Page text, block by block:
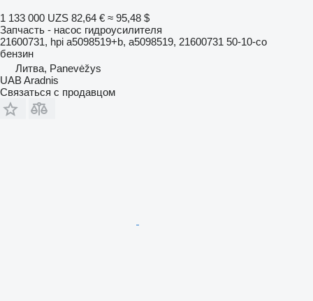
1 133 000 UZS 82,64 € ≈ 95,48 $
Запчасть - насос гидроусилителя
21600731, hpi a5098519+b, a5098519, 21600731 50-10-co
бензин
Литва, Panevėžys
UAB Aradnis
Связаться с продавцом